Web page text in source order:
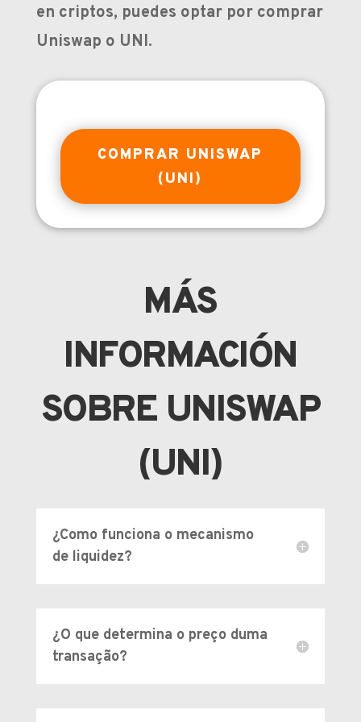
en criptos, puedes optar por comprar
Uniswap o UNI.
COMPRAR UNISWAP
(UNI)
MÁS
INFORMACIÓN
SOBRE UNISWAP
(UNI)
¿Como funciona o mecanismo
de liquidez?
¿O que determina o preço duma
transação?